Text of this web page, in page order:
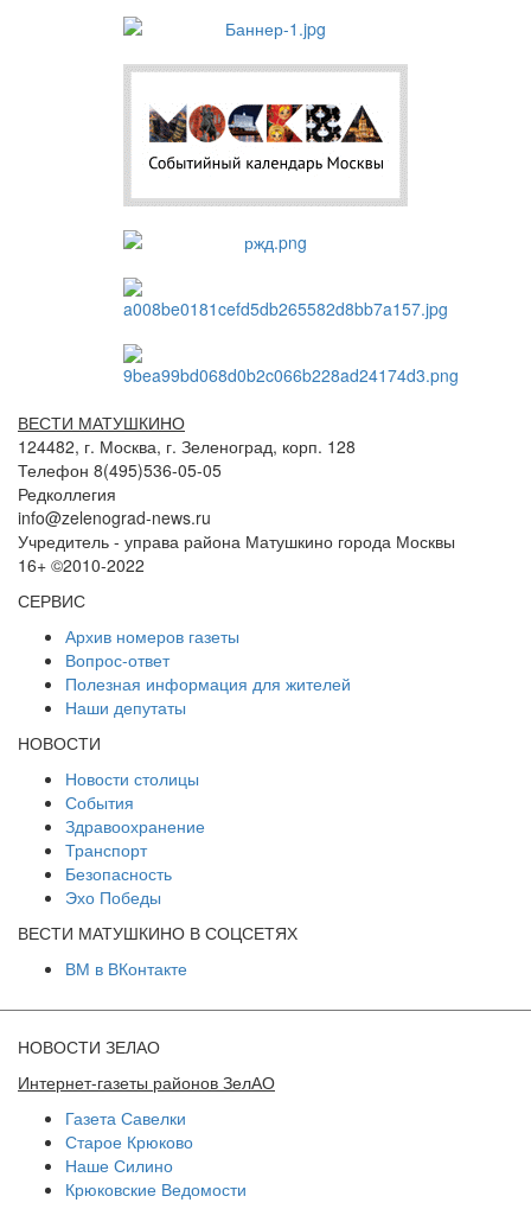
ВЕСТИ МАТУШКИНО
124482, г. Москва, г. Зеленоград, корп. 128
Телефон 8(495)536-05-05
Редколлегия
info@zelenograd-news.ru
Учредитель - управа района Матушкино города Москвы
16+ ©2010-2022
СЕРВИС
Архив номеров газеты
Вопрос-ответ
Полезная информация для жителей
Наши депутаты
НОВОСТИ
Новости столицы
События
Здравоохранение
Транспорт
Безопасность
Эхо Победы
ВЕСТИ МАТУШКИНО В СОЦСЕТЯХ
ВМ в ВКонтакте
НОВОСТИ ЗЕЛАО
Интернет-газеты районов ЗелАО
Газета Савелки
Старое Крюково
Наше Силино
Крюковские Ведомости